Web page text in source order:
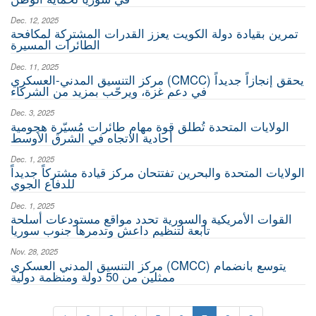
Dec. 12, 2025
تمرين بقيادة دولة الكويت يعزز القدرات المشتركة لمكافحة
الطائرات المسيرة
Dec. 11, 2025
مركز التنسيق المدني-العسكري (CMCC) يحقق إنجازاً جديداً
في دعم غزة، ويرحّب بمزيد من الشركاء
Dec. 3, 2025
الولايات المتحدة تُطلق قوة مهام طائرات مُسيّرة هجومية
Dec. 1, 2025
الولايات المتحدة والبحرين تفتتحان مركز قيادة مشتركاً جديداً
للدفاع الجوي
Dec. 1, 2025
القوات الأمريكية والسورية تحدد مواقع مستودعات أسلحة
Nov. 28, 2025
مركز التنسيق المدني العسكري (CMCC) يتوسع بانضمام
ممثلين من 50 دولة ومنظمة دولية